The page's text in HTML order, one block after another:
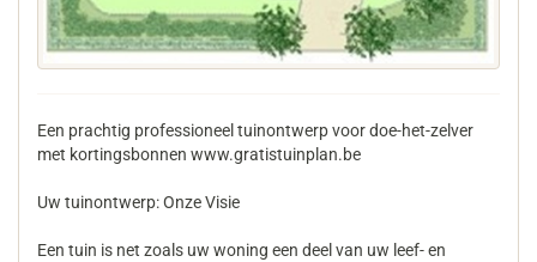
Een prachtig professioneel tuinontwerp voor doe-het-zelver
met kortingsbonnen www.gratistuinplan.be
Uw tuinontwerp: Onze Visie
Een tuin is net zoals uw woning een deel van uw leef- en